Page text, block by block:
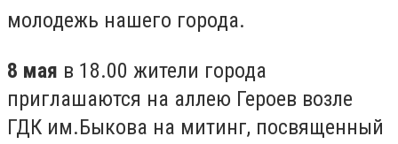
молодежь нашего города.
8 мая в 18.00 жители города
приглашаются на аллею Героев возле
ГДК им.Быкова на митинг, посвященный